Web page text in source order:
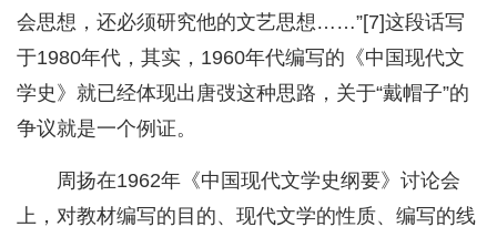
会思想，还必须研究他的文艺思想……”[7]这段话写
于1980年代，其实，1960年代编写的《中国现代文
学史》就已经体现出唐弢这种思路，关于“戴帽子”的
争议就是一个例证。
周扬在1962年《中国现代文学史纲要》讨论会
上，对教材编写的目的、现代文学的性质、编写的线